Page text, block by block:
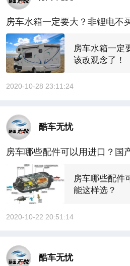
房车水箱一定要大？非锂电不
房车水箱一定
该改观念了！
2020-10-28 23:11:24
酷车无忧
房车哪些配件可以用进口？国
房车哪些配件
能这样选？
2020-10-22 20:51:14
酷车无忧